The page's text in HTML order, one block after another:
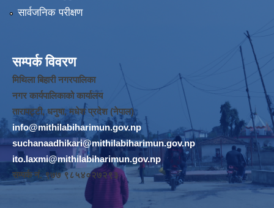
सार्वजनिक परीक्षण
सम्पर्क विवरण
मिथिला बिहारी नगरपालिका
नगर कार्यपालिकाको कार्यालय
तारापट्टी, धनुषा, मधेश प्रदेश (नेपाल)
info@mithilabiharimun.gov.np
suchanaadhikari@mithilabiharimun.gov.np
ito.laxmi@mithilabiharimun.gov.np
सम्पर्क नं. ‌९७७ ९८५४०२७२९३